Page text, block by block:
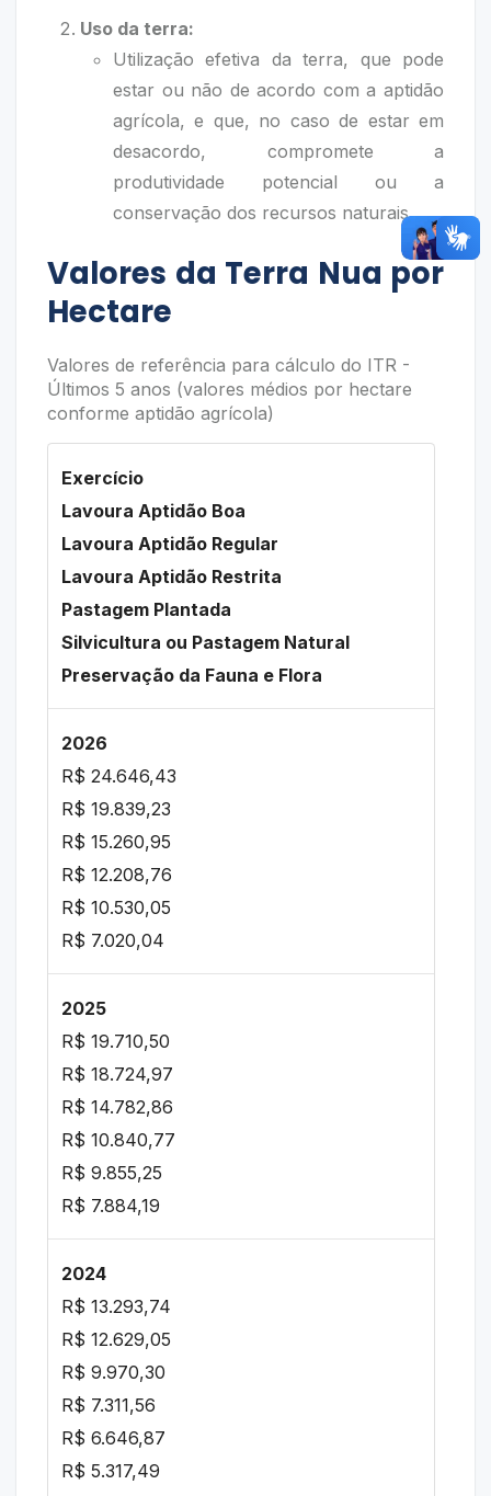
Uso da terra:
Utilização efetiva da terra, que pode
estar ou não de acordo com a aptidão
agrícola, e que, no caso de estar em
desacordo, compromete a
produtividade potencial ou a
conservação dos recursos naturais.
Valores da Terra Nua por
Hectare
Valores de referência para cálculo do ITR -
Últimos 5 anos (valores médios por hectare
conforme aptidão agrícola)
Exercício
Lavoura Aptidão Boa
Lavoura Aptidão Regular
Lavoura Aptidão Restrita
Pastagem Plantada
Silvicultura ou Pastagem Natural
Preservação da Fauna e Flora
2026
R$ 24.646,43
R$ 19.839,23
R$ 15.260,95
R$ 12.208,76
R$ 10.530,05
R$ 7.020,04
2025
R$ 19.710,50
R$ 18.724,97
R$ 14.782,86
R$ 10.840,77
R$ 9.855,25
R$ 7.884,19
2024
R$ 13.293,74
R$ 12.629,05
R$ 9.970,30
R$ 7.311,56
R$ 6.646,87
R$ 5.317,49